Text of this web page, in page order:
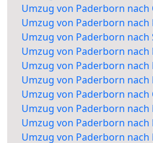
Umzug von Paderborn nach
Umzug von Paderborn nach
Umzug von Paderborn nach
Umzug von Paderborn nach
Umzug von Paderborn nach
Umzug von Paderborn nach
Umzug von Paderborn nach
Umzug von Paderborn
Umzug von Paderborn nach
Umzug von Paderborn nach